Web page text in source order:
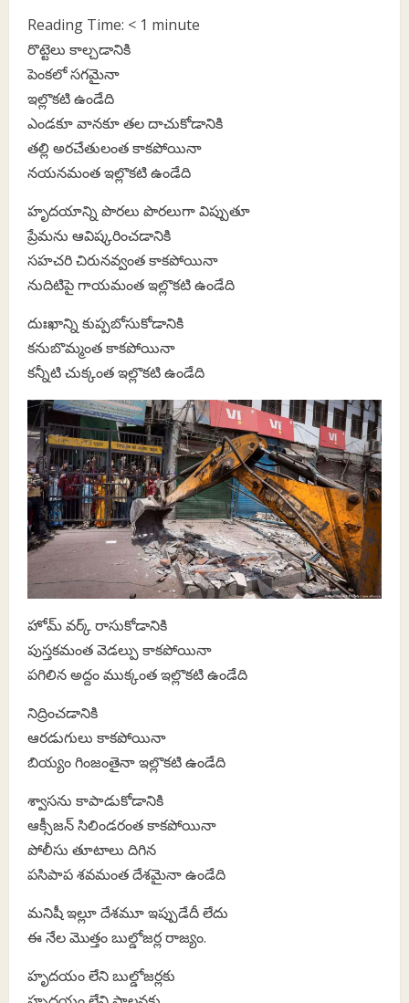
Reading Time: < 1 minute
రొట్టెలు కాల్చడానికి
పెంకలో సగమైనా
ఇల్లొకటి ఉండేది
ఎండకూ వానకూ తల దాచుకోడానికి
తల్లి అరచేతులంత కాకపోయినా
నయనమంత ఇల్లొకటి ఉండేది
హృదయాన్ని పొరలు పొరలుగా విప్పుతూ
ప్రేమను ఆవిష్కరించడానికి
సహచరి చిరునవ్వంత కాకపోయినా
నుదిటిపై గాయమంత ఇల్లొకటి ఉండేది
దుఃఖాన్ని కుప్పబోసుకోడానికి
కనుబొమ్మంత కాకపోయినా
కన్నీటి చుక్కంత ఇల్లొకటి ఉండేది
హోమ్ వర్క్ రాసుకోడానికి
పుస్తకమంత వెడల్పు కాకపోయినా
పగిలిన అద్దం ముక్కంత ఇల్లొకటి ఉండేది
నిద్రించడానికి
ఆరడుగులు కాకపోయినా
బియ్యం గింజంతైనా ఇల్లొకటి ఉండేది
శ్వాసను కాపాడుకోడానికి
ఆక్సీజన్ సిలిండరంత కాకపోయినా
పోలీసు తూటాలు దిగిన
పసిపాప శవమంత దేశమైనా ఉండేది
మనిషీ ఇల్లూ దేశమూ ఇప్పుడేదీ లేదు
ఈ నేల మొత్తం బుల్డోజర్ల రాజ్యం.
హృదయం లేని బుల్డోజర్లకు